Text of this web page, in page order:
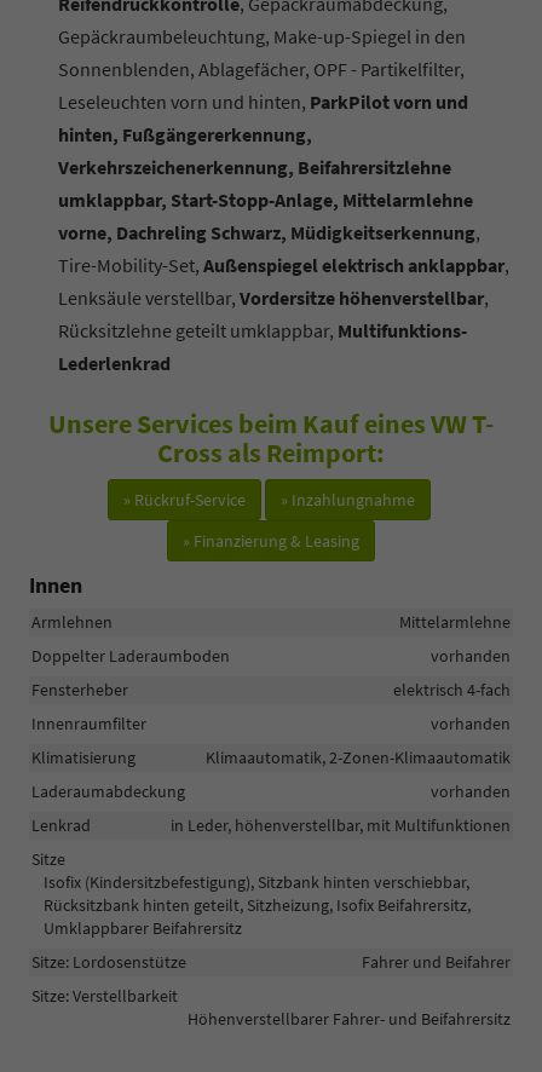
Gepäckraumbeleuchtung, Make-up-Spiegel in den
Sonnenblenden, Ablagefächer, OPF - Partikelfilter,
Leseleuchten vorn und hinten, ParkPilot vorn und
hinten, Fußgängererkennung,
Verkehrszeichenerkennung, Beifahrersitzlehne
umklappbar, Start-Stopp-Anlage, Mittelarmlehne
vorne, Dachreling Schwarz, Müdigkeitserkennung,
Tire-Mobility-Set, Außenspiegel elektrisch anklappbar,
Lenksäule verstellbar, Vordersitze höhenverstellbar,
Rücksitzlehne geteilt umklappbar, Multifunktions-
Lederlenkrad
Unsere Services beim Kauf eines VW T-
Cross als Reimport:
» Rückruf-Service
» Inzahlungnahme
» Finanzierung & Leasing
Innen
Armlehnen
Mittelarmlehne
Doppelter Laderaumboden
vorhanden
Fensterheber
elektrisch 4-fach
Innenraumfilter
vorhanden
Klimatisierung
Klimaautomatik, 2-Zonen-Klimaautomatik
Laderaumabdeckung
vorhanden
Lenkrad
in Leder, höhenverstellbar, mit Multifunktionen
Sitze
Isofix (Kindersitzbefestigung), Sitzbank hinten verschiebbar,
Rücksitzbank hinten geteilt, Sitzheizung, Isofix Beifahrersitz,
Umklappbarer Beifahrersitz
Sitze: Lordosenstütze
Fahrer und Beifahrer
Sitze: Verstellbarkeit
Höhenverstellbarer Fahrer- und Beifahrersitz